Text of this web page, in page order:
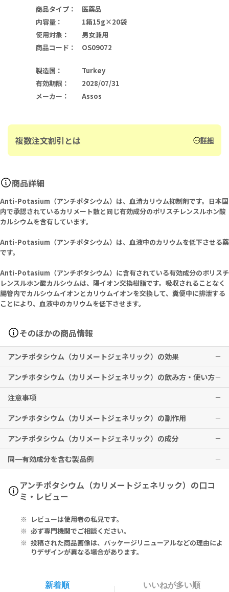
商品タイプ ：
医薬品
内容量 ：
1箱15g×20袋
使用対象 ：
男女兼用
商品コード ： OS09072
製造国 ：
Turkey
有効期限 ：
2028/07/31
メーカー ： Assos
複数注文割引とは 詳細
商品詳細
Anti-Potasium（アンチポタシウム）は、血清カリウム抑制剤です。日本国
内で承認されているカリメート散と同じ有効成分のポリスチレンスルホン酸
カルシウムを含有しています。
Anti-Potasium（アンチポタシウム）は、血液中のカリウムを低下させる薬
です。
Anti-Potasium（アンチポタシウム）に含有されている有効成分のポリスチ
レンスルホン酸カルシウムは、陽イオン交換樹脂です。吸収されることなく
腸管内でカルシウムイオンとカリウムイオンを交換して、糞便中に排泄する
ことにより、血液中のカリウムを低下させます。
そのほかの商品情報
アンチポタシウム（カリメートジェネリック）の効果
急性および慢性腎不全に伴う高カリウム血症
※効果には個人差がありますことを予めご了承ください。
アンチポタシウム（カリメートジェネリック）の飲み方・使い方
経口投与
通常成人1日15～30gを2～3回にわけ、その1回量を水30～50mLに
懸濁し、経口投与する。なお、症状により適宜増減する。
注腸投与
通常成人1回30gを水または2％メチルセルロース溶液100mLに懸濁
して注腸する。体温程度に加温した懸濁液を注腸し30分から1時間腸
或いはしばらくの間膝胸位をとらせる。
水または2％メチルセルロース溶液にかえて5％ブドウ糖溶液を用いて
もよい。
注意事項
飲み忘れに気付いた際は、思い出したときすぐに服用してください。
ただし、次の服用時間が近いときは忘れた分の服用はしないでくださ
い。
※2回分を一度に服用しないこと。
服用中は排便状況に注意し、便秘や便秘の悪化、腹痛、腹部膨満感、
嘔吐などの症状が現れた場合はすぐに医師へご相談ください。
本剤の服用中に青汁（ケールという野菜が原料）、その他カリウムを
■以下の方は本剤を使用しないでください。
腸閉塞の方
アンチポタシウム（カリメートジェネリック）の副作用
便秘
腸管穿孔、腸閉塞、大腸潰瘍などの症状が現れる場合があります。
その他、なにか異変を感じた際は速やかに医師の診察をお受けくださ
アンチポタシウム（カリメートジェネリック）の成分
Calcium Polystyrene Sulfonate 880mg
ポリスチレンスルホン酸カルシウム 880mg
同一有効成分を含む製品例
アーガメイト（アステラス製薬、三和化学研究所）、カリエード（小
野薬品工業、東洋製薬化成）、カリセラム（扶桑薬品工業）、カリメ
ート（興和、興和創薬）、ポスカール（シオエ製薬、日本新薬）、ポ
ーリンリメディオ）
アンチポタシウム（カリメートジェネリック）の口コ
ミ・レビュー
レビューは使用者の私見です。
必ず専門機関でご相談ください。
投稿された商品画像は、パッケージリニューアルなどの理由によ
りデザインが異なる場合があります。
新着順 いいねが多い順